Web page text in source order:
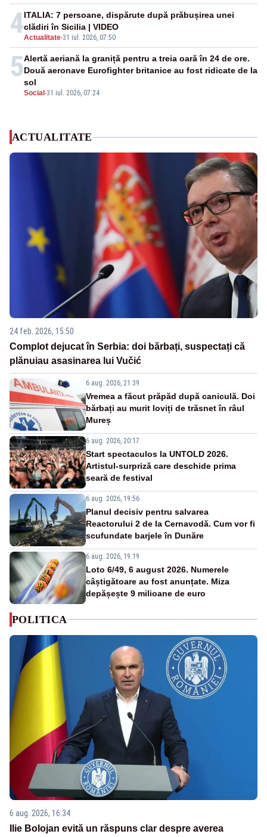
4Actualitate-31 iul. 2026, 07:50
ITALIA: 7 persoane, dispărute după prăbușirea unei
clădiri în Sicilia | VIDEO
5
Social -31 iul. 2026, 07:24
Alertă aeriană la graniță pentru a treia oară în 24 de ore.
Două aeronave Eurofighter britanice au fost ridicate de la
sol
ACTUALITATE
24 feb. 2026, 15:50
Complot dejucat în Serbia: doi bărbați, suspectați că
plănuiau asasinarea lui Vučić
6 aug. 2026, 21:39
Vremea a făcut prăpăd după caniculă. Doi
bărbați au murit loviți de trăsnet în râul
Mureș
6 aug. 2026, 20:17
Start spectaculos la UNTOLD 2026.
Artistul-surpriză care deschide prima
seară de festival
6 aug. 2026, 19:56
Planul decisiv pentru salvarea
Reactorului 2 de la Cernavodă. Cum vor fi
scufundate barjele în Dunăre
6 aug. 2026, 19:19
Loto 6/49, 6 august 2026. Numerele
câștigătoare au fost anunțate. Miza
depășește 9 milioane de euro
POLITICA
6 aug. 2026, 16:34
Ilie Bolojan evită un răspuns clar despre averea